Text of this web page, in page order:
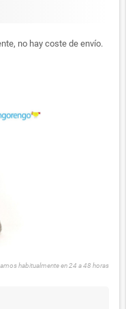
no hay coste de envío.
habitualmente en 24 a 48 horas